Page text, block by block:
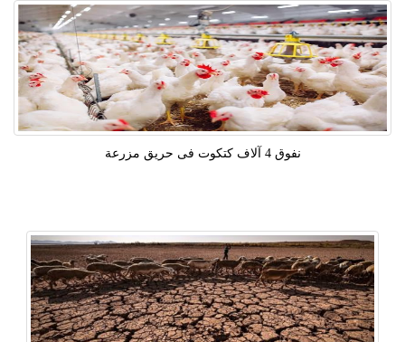
نفوق 4 آلاف كتكوت فى حريق مزرعة